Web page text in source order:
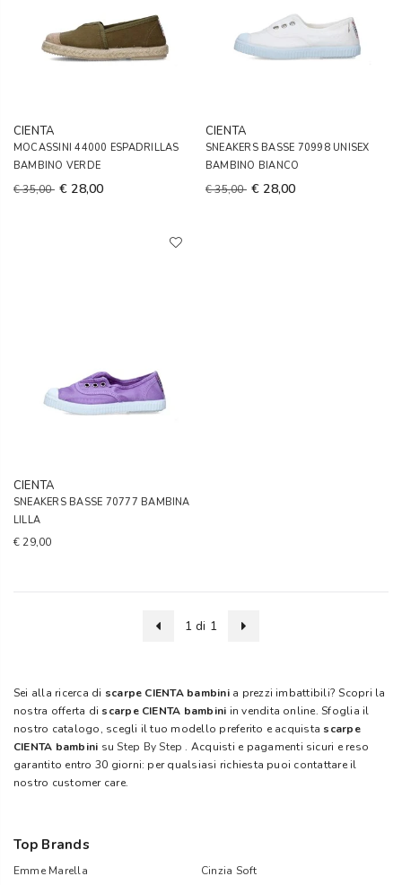
CIENTA
MOCASSINI 44000 ESPADRILLAS
BAMBINO VERDE
€ 35,00 € 28,00
CIENTA
SNEAKERS BASSE 70998 UNISEX
BAMBINO BIANCO
€ 35,00 € 28,00
CIENTA
SNEAKERS BASSE 70777 BAMBINA
LILLA
€ 29,00
1 di 1
Sei alla ricerca di scarpe CIENTA bambini a prezzi imbattibili? Scopri la
nostra offerta di scarpe CIENTA bambini in vendita online. Sfoglia il
nostro catalogo, scegli il tuo modello preferito e acquista scarpe
CIENTA bambini suStep By Step . Acquisti e pagamenti sicuri e reso
garantito entro 30 giorni: per qualsiasi richiesta puoi contattare il
nostro customer care.
Top Brands
Emme Marella
Cinzia Soft